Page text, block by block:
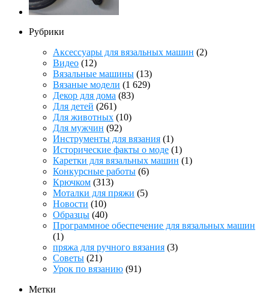
Рубрики
Аксессуары для вязальных машин (2)
Видео (12)
Вязальные машины (13)
Вязаные модели (1 629)
Декор для дома (83)
Для детей (261)
Для животных (10)
Для мужчин (92)
Инструменты для вязания (1)
Исторические факты о моде (1)
Каретки для вязальных машин (1)
Конкурсные работы (6)
Крючком (313)
Моталки для пряжи (5)
Новости (10)
Образцы (40)
Программное обеспечение для вязальных машин
(1)
пряжа для ручного вязания (3)
Советы (21)
Урок по вязанию (91)
Метки